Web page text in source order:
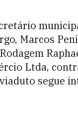
Marcos
Ltda,
segue